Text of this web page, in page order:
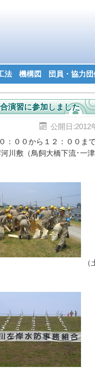
法 機構図 団員・協力
演習に参加しました
公開日:2012
００から１２：００ま
敷（鳥飼大橋下流･一津
土の